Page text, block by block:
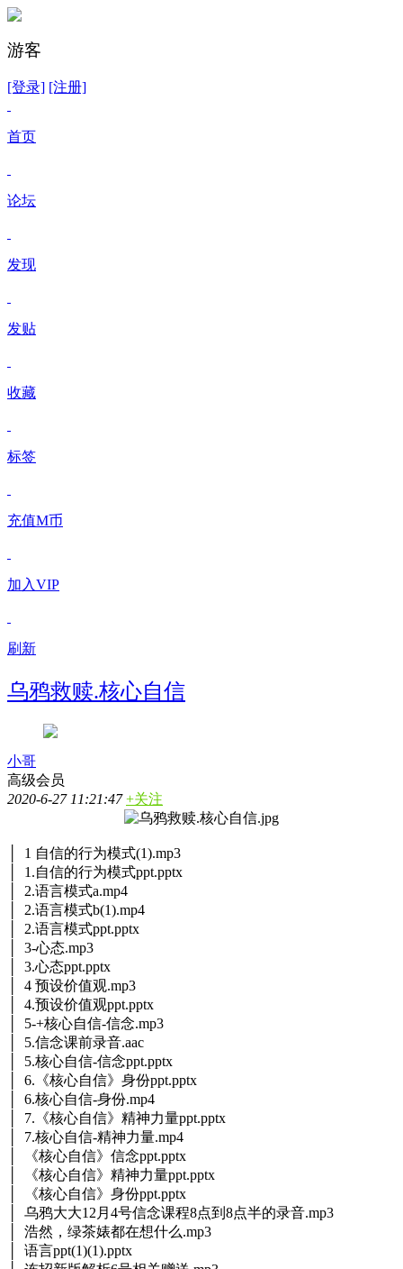
游客
[登录] [注册]
首页
论坛
发现
发贴
收藏
标签
充值M币
加入VIP
刷新
乌鸦救赎.核心自信
小哥
高级会员
2020-6-27 11:21:47 +关注
│ 1 自信的行为模式(1).mp3
│ 1.自信的行为模式ppt.pptx
│ 2.语言模式a.mp4
│ 2.语言模式b(1).mp4
│ 2.语言模式ppt.pptx
│ 3-心态.mp3
│ 3.心态ppt.pptx
│ 4 预设价值观.mp3
│ 4.预设价值观ppt.pptx
│ 5-+核心自信-信念.mp3
│ 5.信念课前录音.aac
│ 5.核心自信-信念ppt.pptx
│ 6.《核心自信》身份ppt.pptx
│ 6.核心自信-身份.mp4
│ 7.《核心自信》精神力量ppt.pptx
│ 7.核心自信-精神力量.mp4
│ 《核心自信》信念ppt.pptx
│ 《核心自信》精神力量ppt.pptx
│ 《核心自信》身份ppt.pptx
│ 乌鸦大大12月4号信念课程8点到8点半的录音.mp3
│ 浩然，绿茶婊都在想什么.mp3
│ 语言ppt(1)(1).pptx